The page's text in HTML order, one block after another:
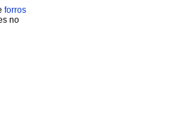
forros
no